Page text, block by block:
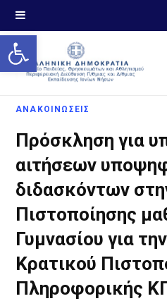
Open toolbar
ΑΝΑΚΟΙΝΩΣΕΙΣ
Πρόσκληση για
αιτήσεων
διδασκόντων
Πιστοποίησης
Γυμνασίου για
Κρατικού
Πληροφορικής